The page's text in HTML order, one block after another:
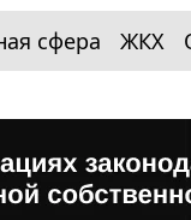
сфера ЖКХ